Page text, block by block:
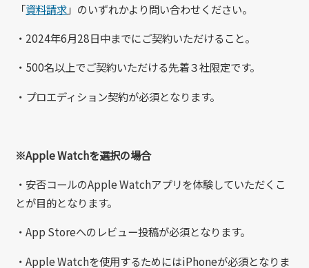
「資料請求」のいずれかより問い合わせください。
・2024年6月28日中までにご契約いただけること。
・500名以上でご契約いただける先着３社限定です。
・プロエディション契約が必須となります。
※Apple Watchを選択の場合
・安否コールのApple Watchアプリを体験していただくこ
とが目的となります。
・App Storeへのレビュー投稿が必須となります。
・Apple Watchを使用するためにはiPhoneが必須となりま